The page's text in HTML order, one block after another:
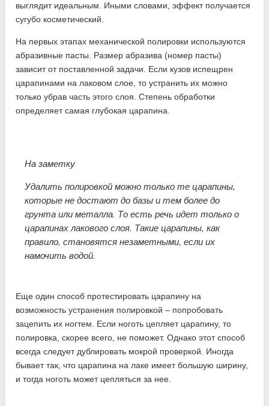
выглядит идеальным. Иными словами, эффект получается
сугубо косметический.
На первых этапах механической полировки используются
абразивные пасты. Размер абразива (номер пасты)
зависит от поставленной задачи. Если кузов испещрен
царапинами на лаковом слое, то устранить их можно
только убрав часть этого слоя. Степень обработки
определяет самая глубокая царапина.
На заметку
Удалить полировкой можно только те царапины,
которые не достают до базы и тем более до
грунта или металла. То есть речь идет только о
царапинах лакового слоя. Такие царапины, как
правило, становятся незаметными, если их
намочить водой.
Еще один способ протестировать царапину на
возможность устранения полировкой – попробовать
зацепить их ногтем. Если ноготь цепляет царапину, то
полировка, скорее всего, не поможет. Однако этот способ
всегда следует дублировать мокрой проверкой. Иногда
бывает так, что царапина на лаке имеет большую ширину,
и тогда ноготь может цепляться за нее.